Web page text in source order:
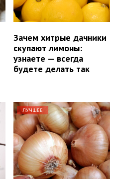
Зачем хитрые дачники
скупают лимоны:
узнаете — всегда
будете делать так
ЛУЧШЕЕ